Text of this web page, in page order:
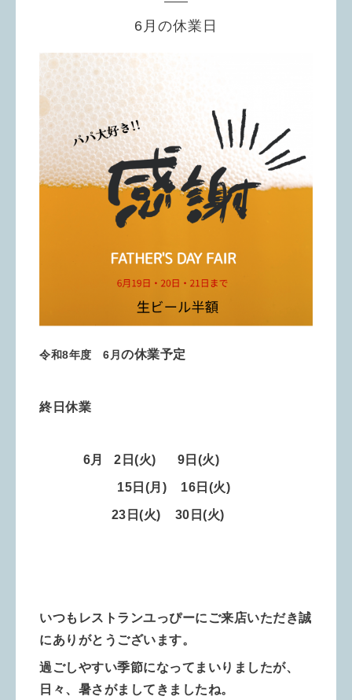
6月の休業日
令和8年度 6月 の休業予定
終日休業
6月 2 日 (火) 9 日(火)
15日(月) 16日 (火)
23 日(火) 30日 (火)
いつもレストランユっぴーにご来店いただき誠
にありがとうございます。
過ごしやすい季節になってまいりましたが、
日々、暑さがましてきましたね。